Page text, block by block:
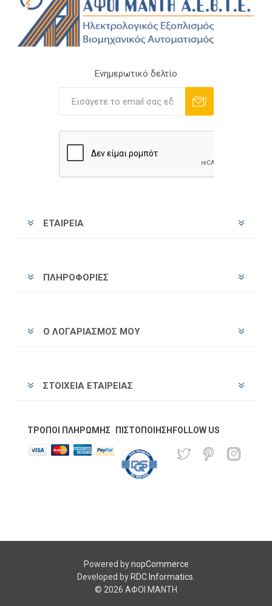
Ενημερωτικό δελτίο
ΕΤΑΙΡΕΊΑ
ΠΛΗΡΟΦΟΡΊΕΣ
Ο ΛΟΓΑΡΙΑΣΜΌΣ ΜΟΥ
ΣΤΟΙΧΕΊΑ ΕΤΑΙΡΕΊΑΣ
ΤΡΌΠΟΙ ΠΛΗΡΩΜΉΣ ΠΙΣΤΟΠΟΊΗΣΗ FOLLOW US
Powered bynopCommerce
Developed by RDC Informatics
© 2026 ΑΦΟΙ ΜΑΝΤΗ